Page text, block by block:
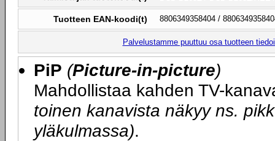
Tuotteen EAN-koodi(t) 8806349358404 /
Palvelustamme puuttuu osa tuotteen
PiP (Picture-in-picture)
Mahdollistaa kahden TV-
toinen kanavista näkyy ns.
yläkulmassa).